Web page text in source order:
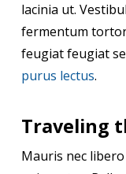
lacinia ut.
fermentum
feugiat feugiat
purus lectus.
Traveling
Mauris nec